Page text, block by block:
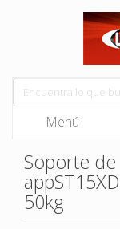
Menú
Soporte
50kg